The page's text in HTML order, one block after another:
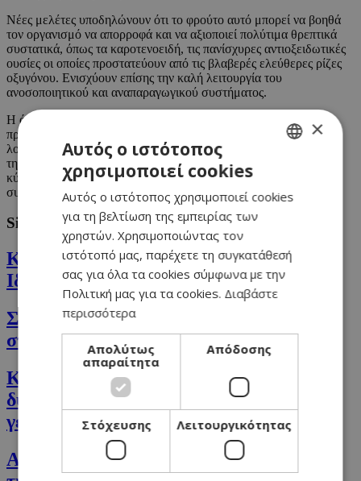
Νέες μελέτες υποδηλώνουν ότι το φρούτο αυτό μπορεί να βοηθά
τον οργανισμό να απορροφά και να αξιοποιεί πολύτιμα θρεπτικά
συστατικά, όπως τα καροτενοειδή, τις πανίσχυρες αντιοξειδωτικές
ουσίες οι οποίες προστατεύουν από τις βλαβερές ελεύθερες ρίζες
οξυγόνου. Ενισχύουν επίσης την καλή λειτουργία του
ανοσοποιητικού και αναπαραγωγικού συστήματος.
Η άλφα-καροτίνη και η βήτα-καροτίνη συμβάλλουν στην
προστασία από τη στεφανιαία νόσο και τον καρκίνο, ενώ η
λουτεΐνη συμβάλλει στην υγεία των ματιών και προστατεύει από
την εκφύλιση της ωχράς κηλίδος - μιας ασθένειας που αποτελεί
κύρια αιτία τυφλώσεως των ηλικιωμένων. Η λυκοπένη, τέλος,
συμβάλλει στην προστασία από τον καρκίνο του προστάτη.
Similar
Κάρυ Το Μπαχαρικό Με Μοναδικές
Ιδιότητες & Οφέλη
Σπαράγγι, Βάλε αυτό το super λαχανικό
στην καθημερινή διατροφή σου.
Κρίταμο: Το βότανο του γιαλού που
δυναμώνει το ανοσοποιητικό και είναι
γεμάτο βιταμίνη C!
Ακτινίδιο: Ποια είναι τα οφέλη του για
ENGLISH
×
Αυτός ο ιστότοπος
χρησιμοποιεί cookies
Αυτός ο ιστότοπος χρησιμοποιεί cookies
για τη βελτίωση της εμπειρίας των
χρηστών. Χρησιμοποιώντας τον
ιστότοπό μας, παρέχετε τη συγκατάθεσή
σας για όλα τα cookies σύμφωνα με την
Πολιτική μας για τα cookies. Διαβάστε
περισσότερα
Απολύτως
απαραίτητα
Απόδοσης
Στόχευσης Λειτουργικότητας